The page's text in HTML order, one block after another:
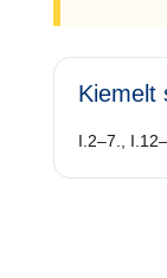
Kiemelt
I.2–7.,